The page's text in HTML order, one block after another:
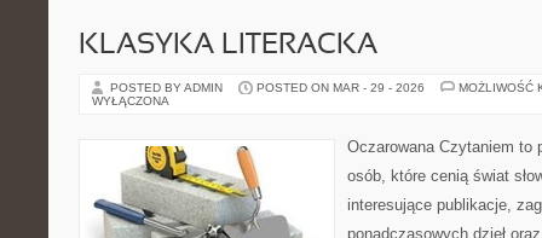
KLASYKA LITERACKA
POSTED BY ADMIN POSTED ON MAR - 29 - 2026
MOŻLIWOŚĆ
WYŁĄCZONA
Oczarowana Czytaniem to
osób, które cenią świat
interesujące publikacje,
ponadczasowych dzieł